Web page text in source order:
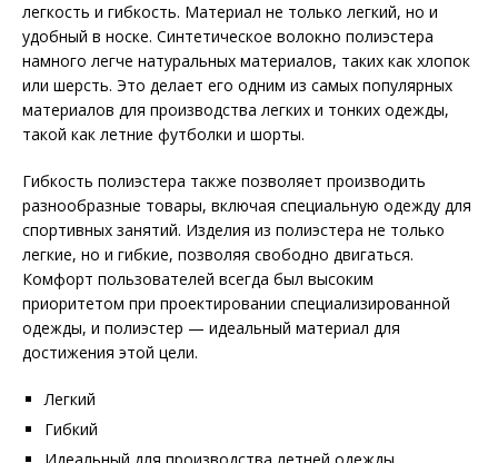
легкость и гибкость. Материал не только легкий, но и
удобный в носке. Синтетическое волокно полиэстера
намного легче натуральных материалов, таких как хлопок
или шерсть. Это делает его одним из самых популярных
материалов для производства легких и тонких одежды,
такой как летние футболки и шорты.
Гибкость полиэстера также позволяет производить
разнообразные товары, включая специальную одежду для
спортивных занятий. Изделия из полиэстера не только
легкие, но и гибкие, позволяя свободно двигаться.
Комфорт пользователей всегда был высоким
приоритетом при проектировании специализированной
одежды, и полиэстер — идеальный материал для
достижения этой цели.
Легкий
Гибкий